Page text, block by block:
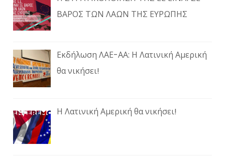
ΒΑΡΟΣ ΤΩΝ ΛΑΩΝ ΤΗΣ ΕΥΡΩΠΗΣ
Εκδήλωση ΛΑΕ-ΑΑ: Η Λατινική Αμερική
θα νικήσει!
Η Λατινική Αμερική θα νικήσει!